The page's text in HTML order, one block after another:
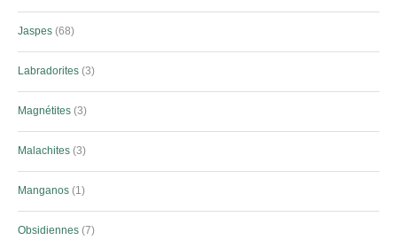
Jaspes 68
Labradorites 3
Magnétites 3
Malachites 3
Manganos 1
Obsidiennes 7